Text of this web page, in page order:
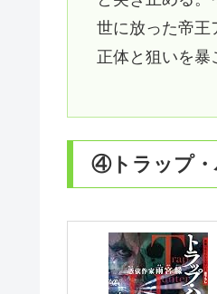
世に放った帝王
正体と狙いを
④トラップ・